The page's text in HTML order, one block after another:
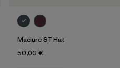
Maclure ST Hat
50,00 €